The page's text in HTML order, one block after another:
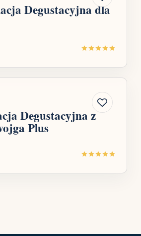
Degustacyjna dla
Degustacyjna z
Plus